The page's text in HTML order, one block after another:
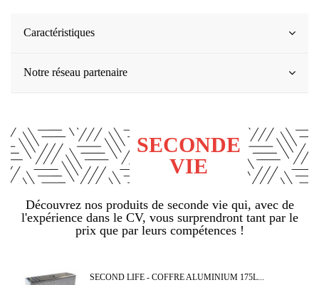
Caractéristiques
Notre réseau partenaire
SECONDE
VIE
Découvrez nos produits de seconde vie qui, avec de
l'expérience dans le CV, vous surprendront tant par le
prix que par leurs compétences !
SECOND LIFE - COFFRE ALUMINIUM 175L...